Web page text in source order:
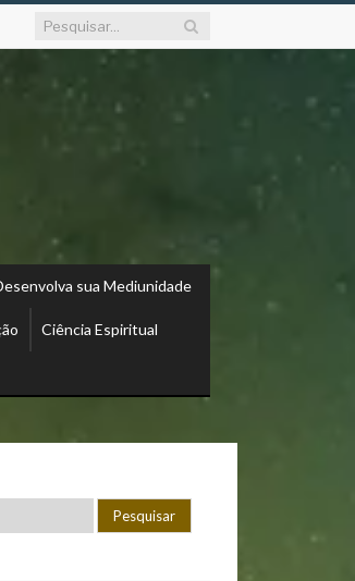
sua Mediunidade
Ciência Espiritual